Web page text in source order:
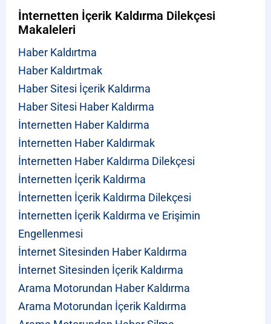
İnternetten İçerik Kaldırma Dilekçesi
Makaleleri
Haber Kaldırtma
Haber Kaldırtmak
Haber Sitesi İçerik Kaldırma
Haber Sitesi Haber Kaldırma
İnternetten Haber Kaldırma
İnternetten Haber Kaldırmak
İnternetten Haber Kaldırma Dilekçesi
İnternetten İçerik Kaldırma
İnternetten İçerik Kaldırma Dilekçesi
İnternetten İçerik Kaldırma ve Erişimin
Engellenmesi
İnternet Sitesinden Haber Kaldırma
İnternet Sitesinden İçerik Kaldırma
Arama Motorundan Haber Kaldırma
Arama Motorundan İçerik Kaldırma